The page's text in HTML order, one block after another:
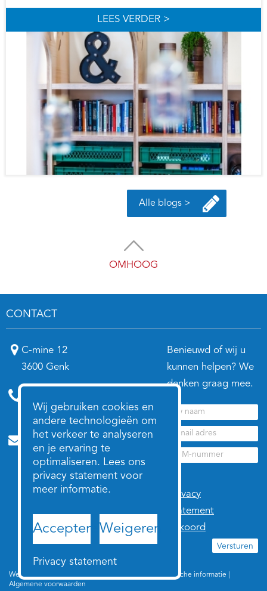
Wij gebruiken cookies en
andere technologieën om
het verkeer te analyseren
en je ervaring te
optimaliseren. Lees ons
privacy statement voor
meer informatie.
AccepterenWeigeren
Privacy statement
LEES VERDER >
Alle blogs >
OMHOOG
CONTACT
C-mine 12
3600 Genk
Nico: 0496 26 72 03
annelies@anneliesenco.be
nico@anneliesenco.be
Benieuwd of wij u
kunnen helpen? We
denken graag mee.
Privacy
statement
akkoord
Versturen
Website door Juridische informatie
Algemene voorwaarden